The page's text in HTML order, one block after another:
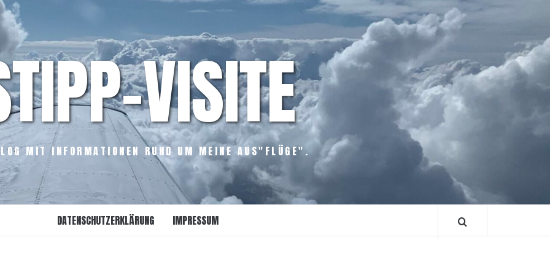
VISITE
MIT INFORMATIONEN RUND UM MEINE AUS"FLÜGE".
DATENSCHUTZERKLÄRUNG IMPRESSUM